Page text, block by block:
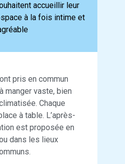
accueillir leur
à la fois intime et
pris en commun
manger vaste, bien
Chaque
à table. L’après-
est proposée en
dans les lieux